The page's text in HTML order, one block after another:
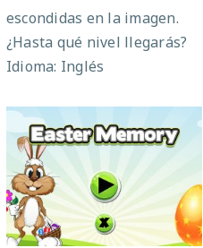
escondidas en la imagen.
¿Hasta qué nivel llegarás?
Idioma: Inglés
Easter memory